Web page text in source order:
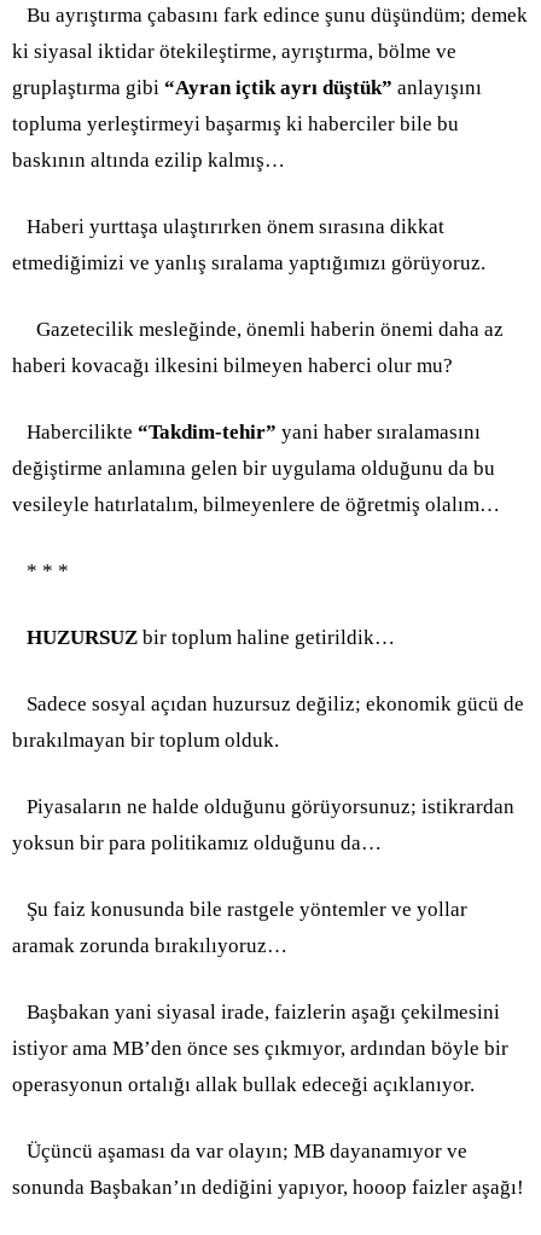
Bu ayrıştırma çabasını fark edince şunu düşündüm; demek
ki siyasal iktidar ötekileştirme, ayrıştırma, bölme ve
gruplaştırma gibi “Ayran içtik ayrı düştük” anlayışını
topluma yerleştirmeyi başarmış ki haberciler bile bu
baskının altında ezilip kalmış…
Haberi yurttaşa ulaştırırken önem sırasına dikkat
etmediğimizi ve yanlış sıralama yaptığımızı görüyoruz.
Gazetecilik mesleğinde, önemli haberin önemi daha az
haberi kovacağı ilkesini bilmeyen haberci olur mu?
Habercilikte “Takdim-tehir” yani haber sıralamasını
değiştirme anlamına gelen bir uygulama olduğunu da bu
vesileyle hatırlatalım, bilmeyenlere de öğretmiş olalım…
* * *
HUZURSUZ bir toplum haline getirildik…
Sadece sosyal açıdan huzursuz değiliz; ekonomik gücü de
bırakılmayan bir toplum olduk.
Piyasaların ne halde olduğunu görüyorsunuz; istikrardan
yoksun bir para politikamız olduğunu da…
Şu faiz konusunda bile rastgele yöntemler ve yollar
aramak zorunda bırakılıyoruz…
Başbakan yani siyasal irade, faizlerin aşağı çekilmesini
istiyor ama MB’den önce ses çıkmıyor, ardından böyle bir
operasyonun ortalığı allak bullak edeceği açıklanıyor.
Üçüncü aşaması da var olayın; MB dayanamıyor ve
sonunda Başbakan’ın dediğini yapıyor, hooop faizler aşağı!